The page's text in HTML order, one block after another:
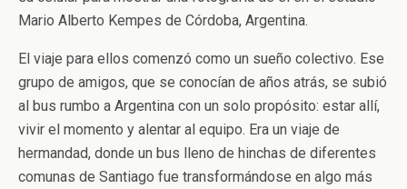
Mario Alberto Kempes de Córdoba, Argentina.
El viaje para ellos comenzó como un sueño colectivo. Ese
grupo de amigos, que se conocían de años atrás, se subió
al bus rumbo a Argentina con un solo propósito: estar allí,
vivir el momento y alentar al equipo. Era un viaje de
hermandad, donde un bus lleno de hinchas de diferentes
comunas de Santiago fue transformándose en algo más